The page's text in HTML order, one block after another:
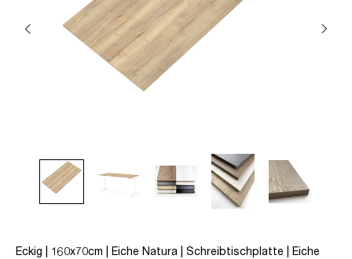
Eckig | 160x70cm | Eiche Natura | Schreibtischplatte | Eiche